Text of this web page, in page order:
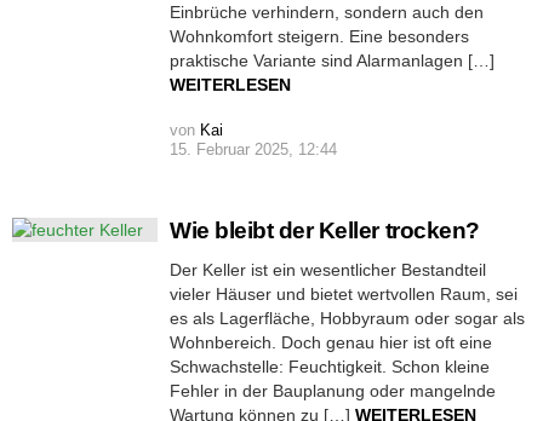
Einbrüche verhindern, sondern auch den
Wohnkomfort steigern. Eine besonders
praktische Variante sind Alarmanlagen […]
WEITERLESEN
von Kai
15. Februar 2025, 12:44
Wie bleibt der Keller trocken?
Der Keller ist ein wesentlicher Bestandteil
vieler Häuser und bietet wertvollen Raum, sei
es als Lagerfläche, Hobbyraum oder sogar als
Wohnbereich. Doch genau hier ist oft eine
Schwachstelle: Feuchtigkeit. Schon kleine
Fehler in der Bauplanung oder mangelnde
Wartung können zu […] WEITERLESEN